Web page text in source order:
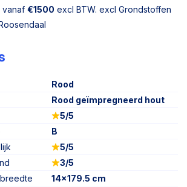
vanaf €1500 excl BTW. excl Grondstoffen
Rood
Rood geïmpregneerd hout
5/5
B
5/5
3/5
14x179.5 cm